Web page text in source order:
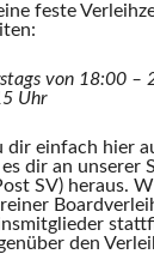
feste
von 18:00 –
Uhr
dir einfach hier
dir an unserer
SV) heraus.
den